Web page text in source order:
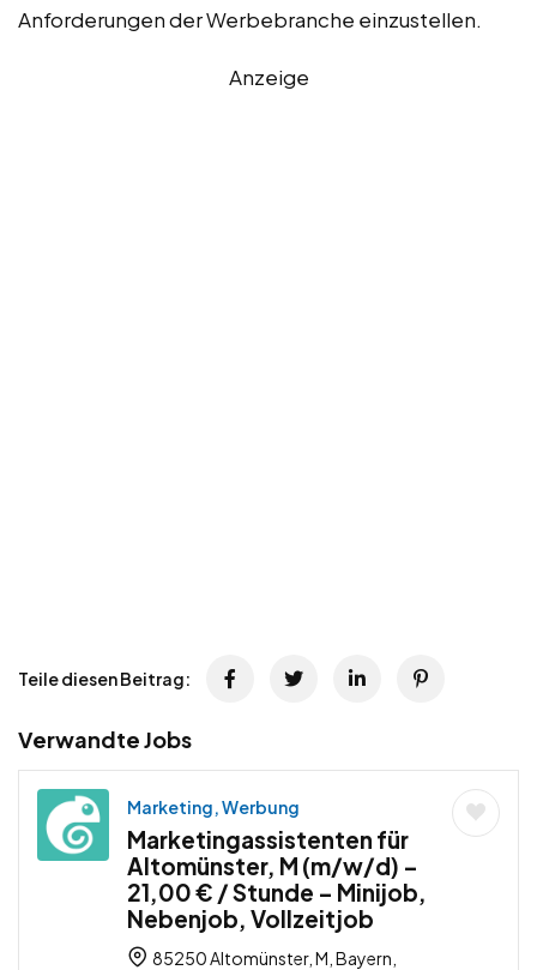
Anforderungen der Werbebranche einzustellen.
Anzeige
Teile diesen Beitrag:
Verwandte Jobs
Marketing, Werbung
Marketingassistenten für
Altomünster, M (m/w/d) –
21,00 € / Stunde – Minijob,
Nebenjob, Vollzeitjob
85250 Altomünster, M, Bayern,